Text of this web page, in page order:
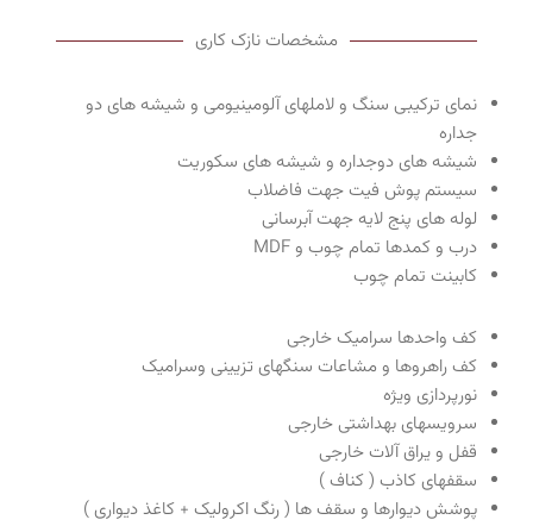
مشخصات نازک کاری
نمای ترکیبی سنگ و لاملهای آلومینیومی و شیشه های دو
جداره
شیشه های دوجداره و شیشه های سکوریت
سیستم پوش فیت جهت فاضلاب
لوله های پنج لایه جهت آبرسانی
درب و کمدها تمام چوب و MDF
کابینت تمام چوب
کف واحدها سرامیک خارجی
کف راهروها و مشاعات سنگهای تزیینی وسرامیک
نورپردازی ویژه
سرویسهای بهداشتی خارجی
قفل و یراق آلات خارجی
سقفهای کاذب ( کناف )
پوشش دیوارها و سقف ها ( رنگ اکرولیک + کاغذ دیواری )